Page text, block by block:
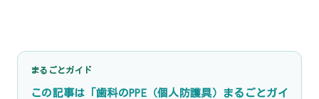
まるごとガイド
この記事は「歯科のPPE（個人防護具）まるごとガイ